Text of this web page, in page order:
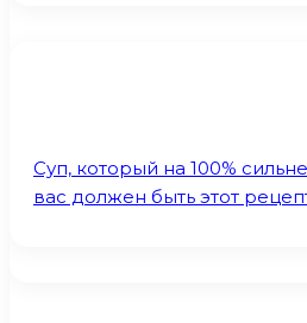
Суп, который на 100%
вас должен быть этот